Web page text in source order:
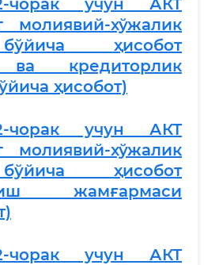
учун АКТ
молиявий-хўжалик
ҳисобот
ва кредиторлик
ҳисобот)
учун АКТ
молиявий-хўжалик
ҳисобот
жамғармаси
учун АКТ